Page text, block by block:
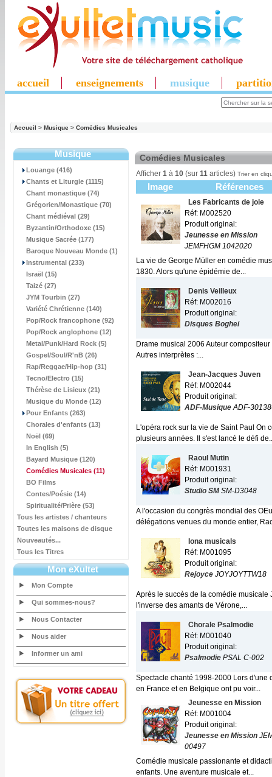
accueil enseignements musique
Accueil > Musique > Comédies Musicales
Musique
Louange (416)
Chants et Liturgie (1115)
Chant monastique (74)
Grégorien/Monastique (70)
Chant médiéval (29)
Byzantin/Orthodoxe (15)
Musique Sacrée (177)
Baroque Nouveau Monde (1)
Instrumental (233)
Israël (15)
Taizé (27)
JYM Tourbin (27)
Variété Chrétienne (140)
Pop/Rock francophone (92)
Pop/Rock anglophone (12)
Metal/Punk/Hard Rock (5)
Gospel/Soul/R'nB (26)
Rap/Reggae/Hip-hop (31)
Tecno/Electro (15)
Thérèse de Lisieux (21)
Musique du Monde (12)
Pour Enfants (263)
Chorales d'enfants (13)
Noël (69)
In English (5)
Bayard Musique (120)
Comédies Musicales (11)
BO Films
Contes/Poésie (14)
Spiritualité/Prière (53)
Tous les artistes / chanteurs
Toutes les maisons de disque
Nouveautés...
Tous les Titres
Mon eXultet
Mon Compte
Qui sommes-nous?
Nous Contacter
Nous aider
Informer un ami
Comédies Musicales
Afficher 1 à 10 (sur 11 articles) Trier en
Image Références
Les Fabricants de joie
Réf: M002520
Produit original:
Jeunesse en Mission
JEMFHGM 1042020
La vie de George Müller en comédie
1830. Alors qu'une épidémie de...
Denis Veilleux
Réf: M002016
Produit original:
Disques Boghei
Drame musical 2006 Auteur
Autres interprètes :...
Jean-Jacques Juven
Réf: M002044
Produit original:
ADF-MusiqueADF-
L'opéra rock sur la vie de Saint Paul On
plusieurs années. Il s'est lancé le défi
Raoul Mutin
Réf: M001931
Produit original:
Studio SM SM-D3048
A l'occasion du congrès mondial des
délégations venues du monde entier,
Iona musicals
Réf: M001095
Produit original:
Rejoyce JOYJOYTTW18
Après le succès de la comédie musicale
l'inverse des amants de Vérone,...
Chorale Psalmodie
Réf: M001040
Produit original:
Psalmodie PSAL C-002
Spectacle chanté 1998-2000 Lors d'une
en France et en Belgique ont pu voir...
Jeunesse en Mission
Réf: M001004
Produit original:
Jeunesse en Mission
00497
Comédie musicale passionante et
enfants. Une aventure musicale et...